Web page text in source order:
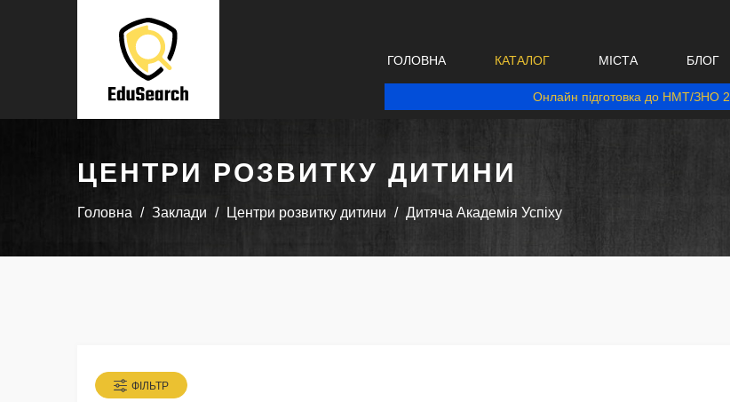
ГОЛОВНА КАТАЛОГ МІСТА БЛОГ
Онлайн підготовка до НМТ/ЗНО
ЦЕНТРИ РОЗВИТКУ ДИТИНИ
Головна Заклади Центри розвитку дитини Дитяча Академія Успіху
ФІЛЬТР